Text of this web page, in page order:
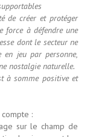
de créer et protéger
force à défendre une
dont le secteur ne
en jeu par personne,
nostalgie naturelle.
à somme positive et
:
sur le champ de